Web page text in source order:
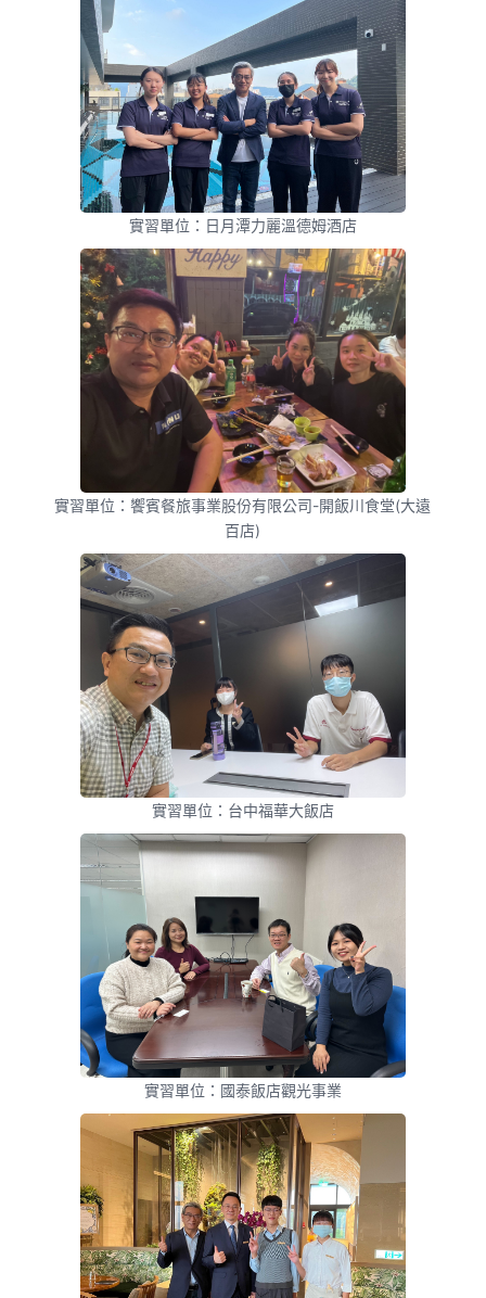
實習單位：日月潭力麗溫德姆酒店
實習單位：饗賓餐旅事業股份有限公司-開飯川食堂(大遠
百店)
實習單位：台中福華大飯店
實習單位：國泰飯店觀光事業